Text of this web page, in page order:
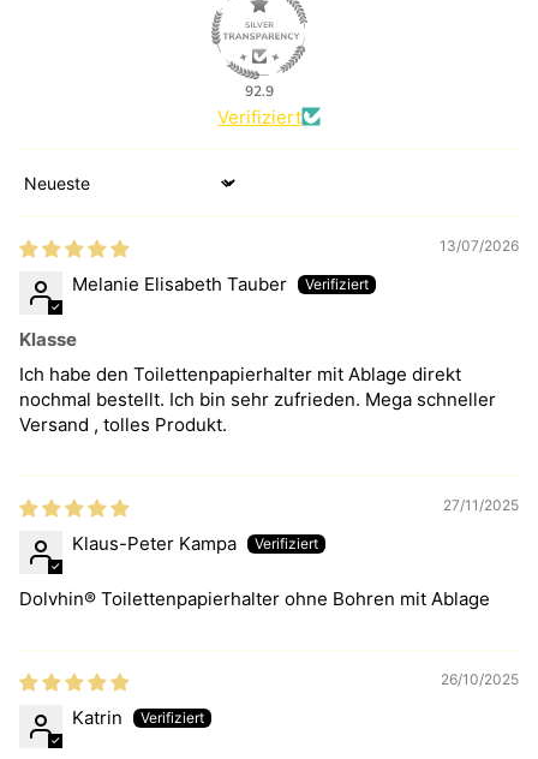
92.9
Verifiziert
Sort by
13/07/2026
Melanie Elisabeth Tauber
Klasse
Ich habe den Toilettenpapierhalter mit Ablage direkt
nochmal bestellt. Ich bin sehr zufrieden. Mega schneller
Versand , tolles Produkt.
27/11/2025
Klaus-Peter Kampa
Dolvhin® Toilettenpapierhalter ohne Bohren mit Ablage
26/10/2025
Katrin